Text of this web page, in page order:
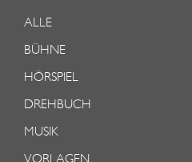
ALLE
BÜHNE
HÖRSPIEL
DREHBUCH
MUSIK
VORLAGEN